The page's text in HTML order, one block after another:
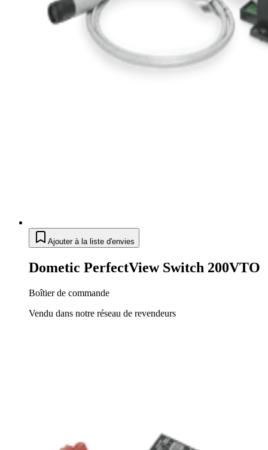
Ajouter à la liste d'envies
Dometic PerfectView Switch 200VTO
Boîtier de commande
Vendu dans notre réseau de revendeurs